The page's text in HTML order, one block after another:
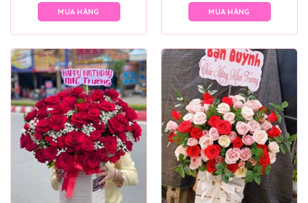
MUA HÀNG MUA HÀNG